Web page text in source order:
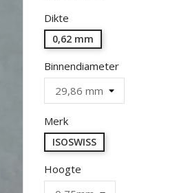
Dikte
0,62 mm
Binnendiameter
Merk
ISOSWISS
Hoogte